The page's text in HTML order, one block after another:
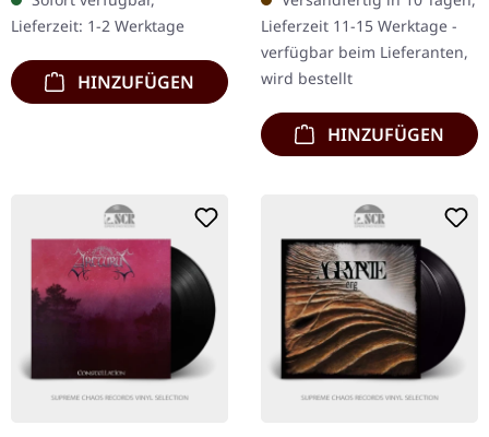
Einleger, gepolstertes
Innenhülle und…
Lieferzeit: 1-2 Werktage
HINZUFÜGEN
Shall Arise" ein…
Lieferzeit 11-15 Werktage -
verfügbar beim Lieferanten,
wird bestellt
HINZUFÜGEN